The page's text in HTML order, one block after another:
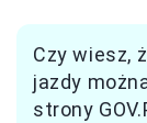
Czy wiesz,
jazdy
strony